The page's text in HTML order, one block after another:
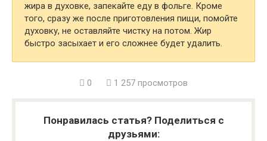
жира в духовке, запекайте еду в фольге. Кроме
того, сразу же после приготовления пищи, помойте
духовку, не оставляйте чистку на потом. Жир
быстро засыхает и его сложнее будет удалить.
0 1 257 просмотров
Понравилась статья? Поделиться с
друзьями: